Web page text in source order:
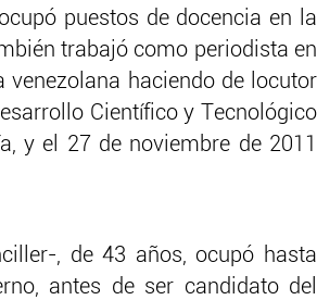
puestos de docencia en la
trabajó como periodista en
haciendo de locutor
Científico y Tecnológico
y el 27 de noviembre de 2011
, de 43 años, ocupó hasta
antes de ser candidato del